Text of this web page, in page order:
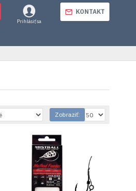
Prihlásiť sa
KONTAKT
Zobraziť: